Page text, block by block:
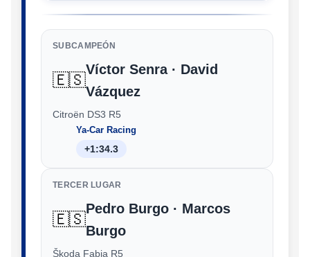
SUBCAMPEÓN
🇪🇸
Víctor Senra · David
Vázquez
Citroën DS3 R5
Ya-Car Racing
+1:34.3
TERCER LUGAR
🇪🇸
Pedro Burgo · Marcos
Burgo
Škoda Fabia R5